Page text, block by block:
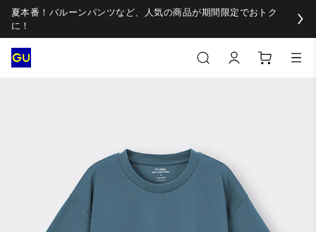
夏本番！バルーンパンツなど、人気の商品が期間限定でおトク
に！